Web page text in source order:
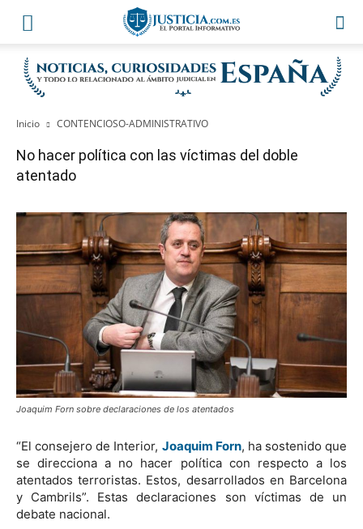
Inicio CONTENCIOSO-ADMINISTRATIVO
No hacer política con las víctimas del doble
atentado
Joaquim Forn sobre declaraciones de los atentados
“El consejero de Interior, Joaquim Forn, ha sostenido que
se direcciona a no hacer política con respecto a los
atentados terroristas. Estos, desarrollados en Barcelona
y Cambrils”. Estas declaraciones son víctimas de un
debate nacional.